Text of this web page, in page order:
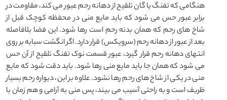
هنگامی که تفنگ یا گان تلقیح از دهانه رحم عبور می کند، مقاومت در
برابر عبور حس می شود که باید مایع منی در محفظه کوچک قبل از
شاخ های رحم که همان بدنه رحم است رها شود. این فضا بلافاصله
بعد از عبور از دهانه رحم (سرویکس) قرار دارد. اگر انگشت سبابه بر روی
انتهای دهانه رحم قرار گیرد، عبور قسمت نوک تفنگ تلقیح از آن حس
می شود که همان جا باید مایع منی رها شود. باید دقت شود که مایع
منی در یکی از شاخ های رحم رها نشود. علاوه بر این، دیواره رحم بسیار
ظریف است و به راحتی آسیب می بیند، پس منی به آرامی و هم زمان با